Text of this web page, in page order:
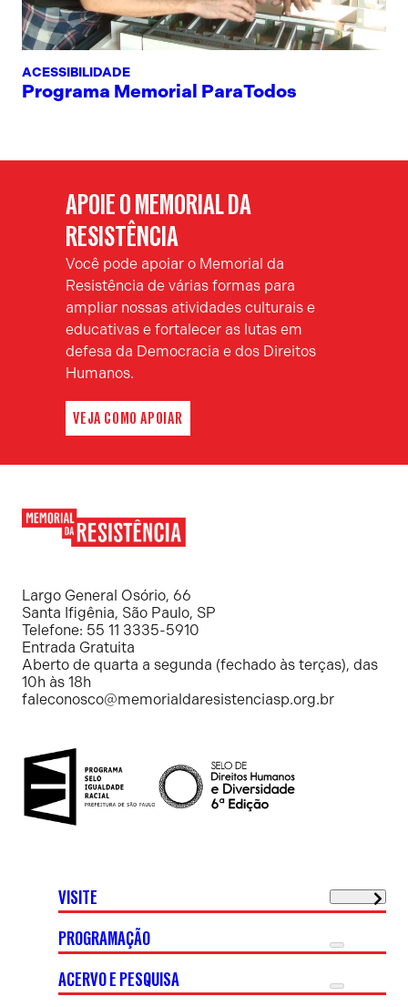
ACESSIBILIDADE
Programa Memorial ParaTodos
APOIE O MEMORIAL DA
RESISTÊNCIA
Você pode apoiar o Memorial da
Resistência de várias formas para
ampliar nossas atividades culturais e
educativas e fortalecer as lutas em
defesa da Democracia e dos Direitos
Humanos.
VEJA COMO APOIAR
Resistência
Largo General Osório, 66
Santa Ifigênia, São Paulo, SP
Telefone: 55 11 3335-5910
Entrada Gratuita
Aberto de quarta a segunda (fechado às terças), das
10h às 18h
faleconosco@memorialdaresistenciasp.org.br
VISITE
PROGRAMAÇÃO
ACERVO E PESQUISA